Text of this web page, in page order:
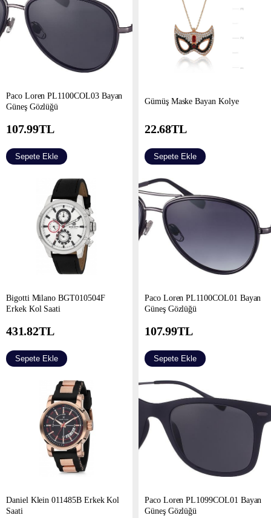
Paco Loren PL1100COL03 Bayan
Güneş Gözlüğü
107.99TL
Sepete Ekle
Gümüş Maske Bayan Kolye
22.68TL
Sepete Ekle
Bigotti Milano BGT010504F
Erkek Kol Saati
431.82TL
Sepete Ekle
Paco Loren PL1100COL01 Bayan
Güneş Gözlüğü
107.99TL
Sepete Ekle
Daniel Klein 011485B Erkek Kol
Saati
Paco Loren PL1099COL01 Bayan
Güneş Gözlüğü